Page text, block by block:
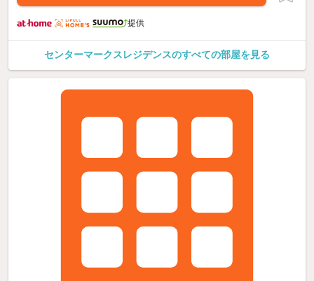
提供
センターマークスレジデンスのすべての部屋を見る